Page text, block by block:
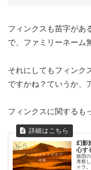
フィンクスも苗字があ
で、ファミリーネーム
それにしてもフィンク
ですかね？ていうか、
フィンクスに関するも
幻影
心す
旅団
考察
ャラ